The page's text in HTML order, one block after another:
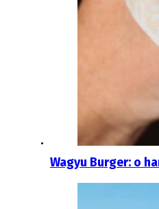
Wagyu Burger: o